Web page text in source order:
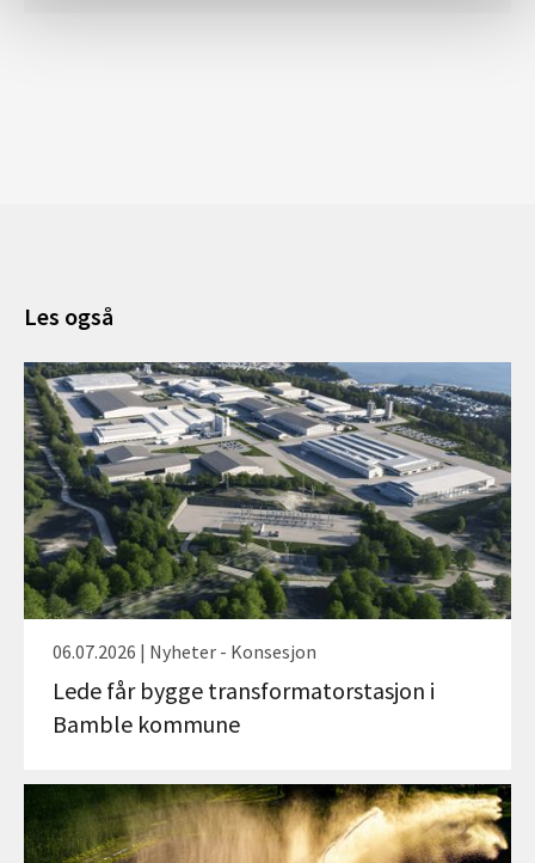
Les også
06.07.2026 | Nyheter - Konsesjon
Lede får bygge transformatorstasjon i
Bamble kommune